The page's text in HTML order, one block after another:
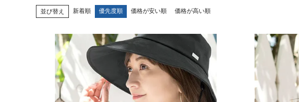
折りたたむのが楽で長傘のように
最もコンパクトになり折りたたま
ず閉じて持てます。
並び替え 新着順 優先度順 価格が安い順 価格が高い順